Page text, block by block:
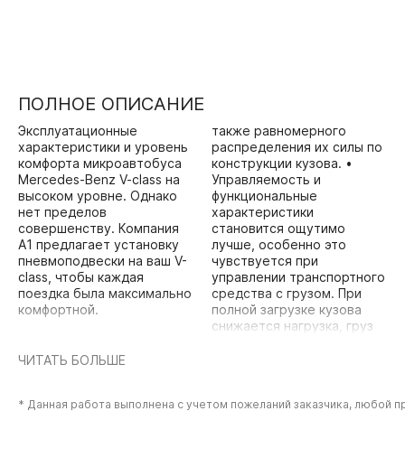
ПОЛНОЕ ОПИСАНИЕ
Эксплуатационные
характеристики и уровень
комфорта микроавтобуса
Mercedes-Benz V-class на
высоком уровне. Однако
нет пределов
совершенству. Компания
А1 предлагает установку
пневмоподвески на ваш V-
class, чтобы каждая
поездка была максимально
комфортной.
представляет собой
кузова во время движения
также равномерного
распределения их силы по
конструкции кузова. •
Управляемость и
функциональные
характеристики
становится ощутимо
лучше, особенно это
чувствуется при
управлении транспортного
средства с грузом. При
полной загрузке кузова
снижается нагрузка, груз
проседания. •
ЧИТАТЬ БОЛЬШЕ
* Данная работа выполнена с учетом пожеланий заказчика,